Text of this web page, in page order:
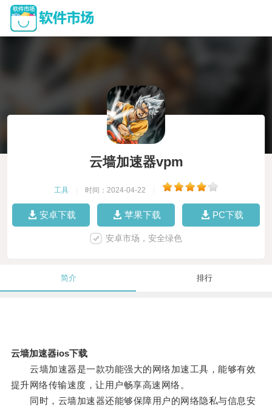
云墙加速器vpm
工具 时间：2024-04-22
安卓下载 苹果下载 PC下载
安卓市场，安全绿色
简介 排行
云墙加速器ios下载
云墙加速器是一款功能强大的网络加速工具，能够有效
提升网络传输速度，让用户畅享高速网络。
同时，云墙加速器还能够保障用户的网络隐私与信息安